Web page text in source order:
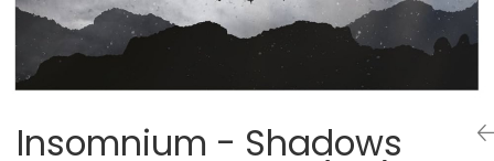
Viniluri Românești
Colecția Electrecord
Insomnium - Shadows